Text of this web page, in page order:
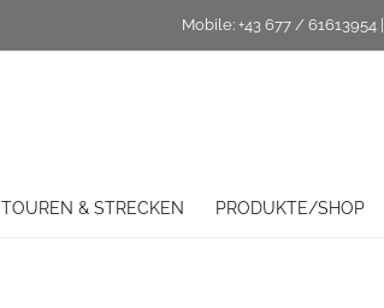
Mobile: +43 677 / 61613954
TOUREN & STRECKEN PRODUKTE/SHOP